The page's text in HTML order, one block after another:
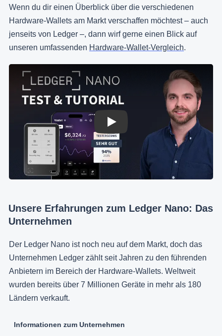
Wenn du dir einen Überblick über die verschiedenen
Hardware-Wallets am Markt verschaffen möchtest – auch
jenseits von Ledger –, dann wirf gerne einen Blick auf
unseren umfassenden Hardware-Wallet-Vergleich.
Play
Unsere Erfahrungen zum Ledger Nano: Das
Unternehmen
Der Ledger Nano ist noch neu auf dem Markt, doch das
Unternehmen Ledger zählt seit Jahren zu den führenden
Anbietern im Bereich der Hardware-Wallets. Weltweit
wurden bereits über 7 Millionen Geräte in mehr als 180
Ländern verkauft.
Informationen zum Unternehmen